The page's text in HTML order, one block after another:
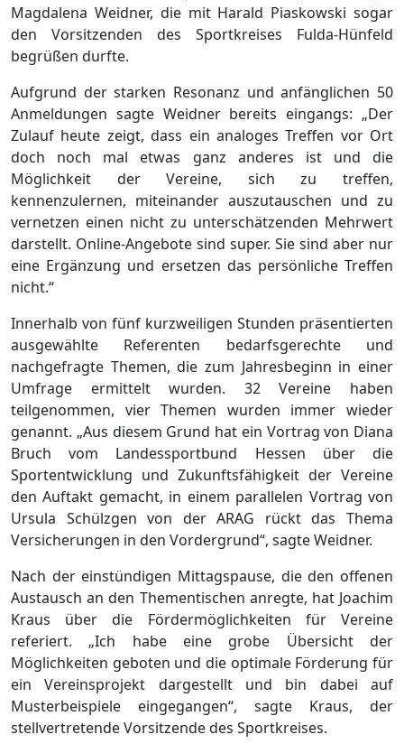
Magdalena Weidner, die mit Harald Piaskowski sogar
den Vorsitzenden des Sportkreises Fulda-Hünfeld
begrüßen durfte.
Aufgrund der starken Resonanz und anfänglichen 50
Anmeldungen sagte Weidner bereits eingangs: „Der
Zulauf heute zeigt, dass ein analoges Treffen vor Ort
doch noch mal etwas ganz anderes ist und die
Möglichkeit der Vereine, sich zu treffen,
kennenzulernen, miteinander auszutauschen und zu
vernetzen einen nicht zu unterschätzenden Mehrwert
darstellt. Online-Angebote sind super. Sie sind aber nur
eine Ergänzung und ersetzen das persönliche Treffen
nicht.“
Innerhalb von fünf kurzweiligen Stunden präsentierten
ausgewählte Referenten bedarfsgerechte und
nachgefragte Themen, die zum Jahresbeginn in einer
Umfrage ermittelt wurden. 32 Vereine haben
teilgenommen, vier Themen wurden immer wieder
genannt. „Aus diesem Grund hat ein Vortrag von Diana
Bruch vom Landessportbund Hessen über die
Sportentwicklung und Zukunftsfähigkeit der Vereine
den Auftakt gemacht, in einem parallelen Vortrag von
Ursula Schülzgen von der ARAG rückt das Thema
Versicherungen in den Vordergrund“, sagte Weidner.
Nach der einstündigen Mittagspause, die den offenen
Austausch an den Thementischen anregte, hat Joachim
Kraus über die Fördermöglichkeiten für Vereine
referiert. „Ich habe eine grobe Übersicht der
Möglichkeiten geboten und die optimale Förderung für
ein Vereinsprojekt dargestellt und bin dabei auf
Musterbeispiele eingegangen“, sagte Kraus, der
stellvertretende Vorsitzende des Sportkreises.